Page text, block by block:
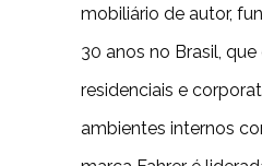
mobiliário de autor,
30 anos no Brasil,
residenciais e
ambientes internos